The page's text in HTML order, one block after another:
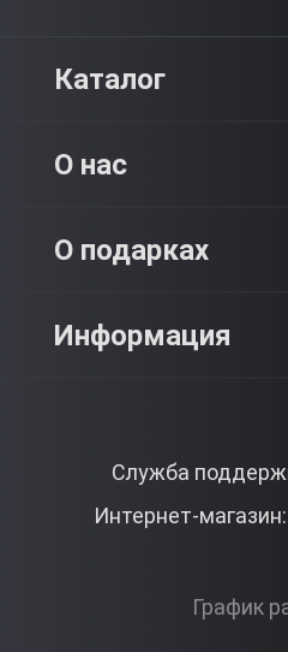
Каталог
О нас
О
О подарках
Как это
Вопросы
Информация
Служба
Интернет-магазин:
График